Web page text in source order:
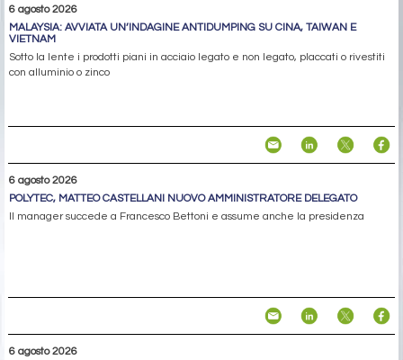
6 agosto 2026
MALAYSIA: AVVIATA UN’INDAGINE ANTIDUMPING SU CINA, TAIWAN E
VIETNAM
Sotto la lente i prodotti piani in acciaio legato e non legato, placcati o rivestiti
con alluminio o zinco
6 agosto 2026
POLYTEC, MATTEO CASTELLANI NUOVO AMMINISTRATORE DELEGATO
Il manager succede a Francesco Bettoni e assume anche la presidenza
6 agosto 2026